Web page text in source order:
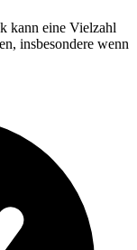
kann eine Vielzahl
insbesondere wenn